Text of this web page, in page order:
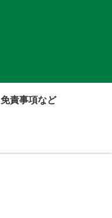
免責事項など